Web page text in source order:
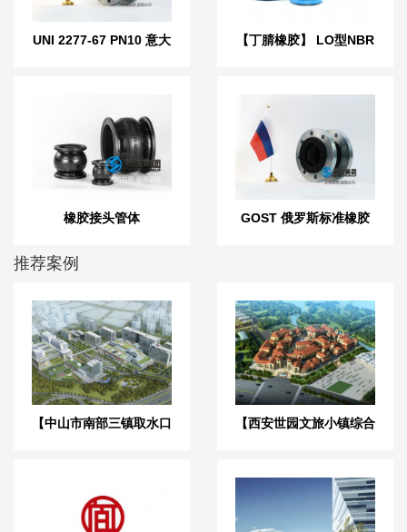
UNI 2277-67 PN10 意大
【丁腈橡胶】 LO型NBR
橡胶接头管体
GOST 俄罗斯标准橡胶
推荐案例
【中山市南部三镇取水口
【西安世园文旅小镇综合